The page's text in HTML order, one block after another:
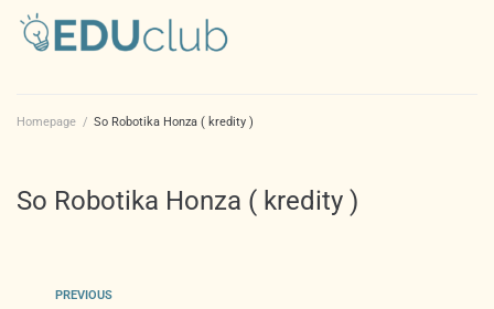
Homepage / So Robotika Honza ( kredity )
So Robotika Honza ( kredity )
PREVIOUS